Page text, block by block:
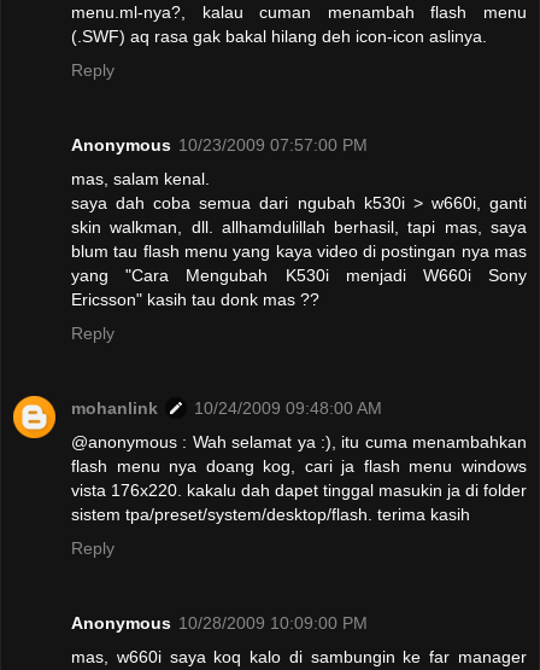
menu.ml-nya?, kalau cuman menambah flash menu
(.SWF) aq rasa gak bakal hilang deh icon-icon aslinya.
Reply
Anonymous 10/23/2009 07:57:00 PM
mas, salam kenal.
saya dah coba semua dari ngubah k530i > w660i, ganti
skin walkman, dll. allhamdulillah berhasil, tapi mas, saya
blum tau flash menu yang kaya video di postingan nya mas
yang "Cara Mengubah K530i menjadi W660i Sony
Ericsson" kasih tau donk mas ??
Reply
mohanlink
10/24/2009 09:48:00 AM
@anonymous : Wah selamat ya :), itu cuma menambahkan
flash menu nya doang kog, cari ja flash menu windows
vista 176x220. kakalu dah dapet tinggal masukin ja di folder
sistem tpa/preset/system/desktop/flash. terima kasih
Reply
Anonymous 10/28/2009 10:09:00 PM
mas, w660i saya koq kalo di sambungin ke far manager